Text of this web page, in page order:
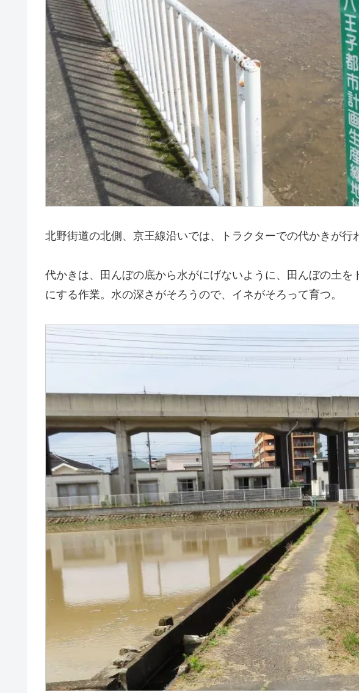
北野街道の北側、京王線沿いでは、トラクターでの代かきが行
代かきは、田んぼの底から水がにげないように、田んぼの土
にする作業。水の深さがそろうので、イネがそろって育つ。